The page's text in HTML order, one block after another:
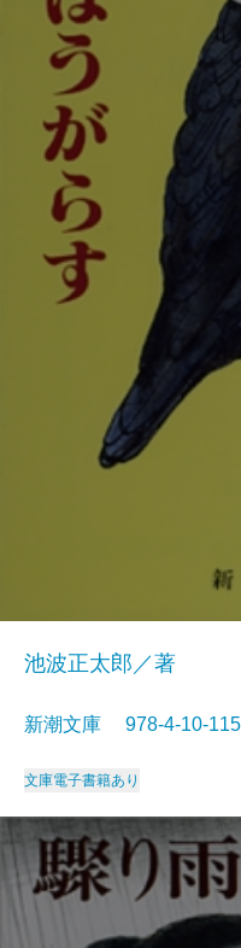
池波正太郎／著
新潮文庫 978-4-10-
文庫電子書籍あり